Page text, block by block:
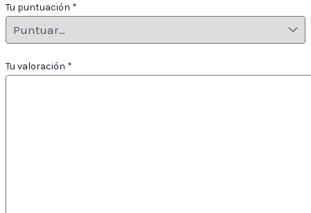
Tu puntuación *
Tu valoración *